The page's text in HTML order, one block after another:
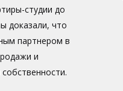
студии до
доказали, что
партнером в
и